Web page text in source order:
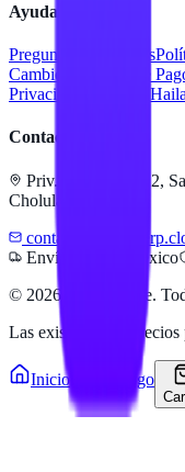
Ayuda
Preguntas Frecuentes
Cambios
Métodos de
Privacidad
Servicios
Contacto
Priv. Alejandra 512,
Cholula, Pue.
Envíos a todo México
© 2026 Hailan Store.
Las existencias y precios
Inicio Catálogo